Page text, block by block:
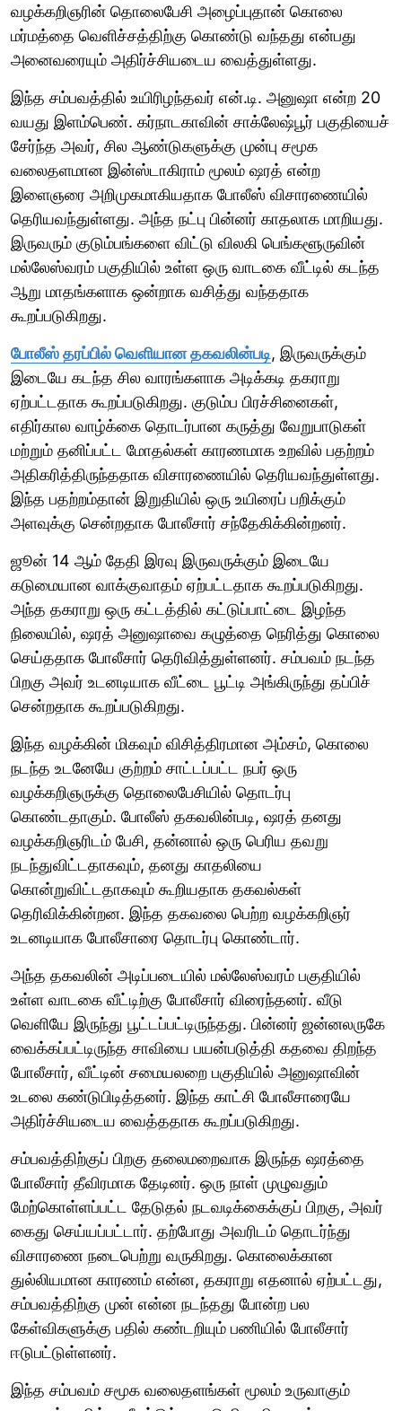
வழக்கறிஞரின் தொலைபேசி அழைப்புதான் கொலை
மர்மத்தை வெளிச்சத்திற்கு கொண்டு வந்தது என்பது
அனைவரையும் அதிர்ச்சியடைய வைத்துள்ளது.
இந்த சம்பவத்தில் உயிரிழந்தவர் என்.டி. அனுஷா என்ற 20
வயது இளம்பெண். கர்நாடகாவின் சாக்லேஷ்பூர் பகுதியைச்
சேர்ந்த அவர், சில ஆண்டுகளுக்கு முன்பு சமூக
வலைதளமான இன்ஸ்டாகிராம் மூலம் ஷரத் என்ற
இளைஞரை அறிமுகமாகியதாக போலீஸ் விசாரணையில்
தெரியவந்துள்ளது. அந்த நட்பு பின்னர் காதலாக மாறியது.
இருவரும் குடும்பங்களை விட்டு விலகி பெங்களூருவின்
மல்லேஸ்வரம் பகுதியில் உள்ள ஒரு வாடகை வீட்டில் கடந்த
ஆறு மாதங்களாக ஒன்றாக வசித்து வந்ததாக
கூறப்படுகிறது.
போலீஸ் தரப்பில் வெளியான தகவலின்படி, இருவருக்கும்
இடையே கடந்த சில வாரங்களாக அடிக்கடி தகராறு
ஏற்பட்டதாக கூறப்படுகிறது. குடும்ப பிரச்சினைகள்,
எதிர்கால வாழ்க்கை தொடர்பான கருத்து வேறுபாடுகள்
மற்றும் தனிப்பட்ட மோதல்கள் காரணமாக உறவில் பதற்றம்
அதிகரித்திருந்ததாக விசாரணையில் தெரியவந்துள்ளது.
இந்த பதற்றம்தான் இறுதியில் ஒரு உயிரைப் பறிக்கும்
அளவுக்கு சென்றதாக போலீசார் சந்தேகிக்கின்றனர்.
ஜூன் 14 ஆம் தேதி இரவு இருவருக்கும் இடையே
கடுமையான வாக்குவாதம் ஏற்பட்டதாக கூறப்படுகிறது.
அந்த தகராறு ஒரு கட்டத்தில் கட்டுப்பாட்டை இழந்த
நிலையில், ஷரத் அனுஷாவை கழுத்தை நெரித்து கொலை
செய்ததாக போலீசார் தெரிவித்துள்ளனர். சம்பவம் நடந்த
பிறகு அவர் உடனடியாக வீட்டை பூட்டி அங்கிருந்து தப்பிச்
சென்றதாக கூறப்படுகிறது.
இந்த வழக்கின் மிகவும் விசித்திரமான அம்சம், கொலை
நடந்த உடனேயே குற்றம் சாட்டப்பட்ட நபர் ஒரு
வழக்கறிஞருக்கு தொலைபேசியில் தொடர்பு
கொண்டதாகும். போலீஸ் தகவலின்படி, ஷரத் தனது
வழக்கறிஞரிடம் பேசி, தன்னால் ஒரு பெரிய தவறு
நடந்துவிட்டதாகவும், தனது காதலியை
கொன்றுவிட்டதாகவும் கூறியதாக தகவல்கள்
தெரிவிக்கின்றன. இந்த தகவலை பெற்ற வழக்கறிஞர்
உடனடியாக போலீசாரை தொடர்பு கொண்டார்.
அந்த தகவலின் அடிப்படையில் மல்லேஸ்வரம் பகுதியில்
உள்ள வாடகை வீட்டிற்கு போலீசார் விரைந்தனர். வீடு
வெளியே இருந்து பூட்டப்பட்டிருந்தது. பின்னர் ஜன்னலருகே
வைக்கப்பட்டிருந்த சாவியை பயன்படுத்தி கதவை திறந்த
போலீசார், வீட்டின் சமையலறை பகுதியில் அனுஷாவின்
உடலை கண்டுபிடித்தனர். இந்த காட்சி போலீசாரையே
அதிர்ச்சியடைய வைத்ததாக கூறப்படுகிறது.
சம்பவத்திற்குப் பிறகு தலைமறைவாக இருந்த ஷரத்தை
போலீசார் தீவிரமாக தேடினர். ஒரு நாள் முழுவதும்
மேற்கொள்ளப்பட்ட தேடுதல் நடவடிக்கைக்குப் பிறகு, அவர்
கைது செய்யப்பட்டார். தற்போது அவரிடம் தொடர்ந்து
விசாரணை நடைபெற்று வருகிறது. கொலைக்கான
துல்லியமான காரணம் என்ன, தகராறு எதனால் ஏற்பட்டது,
சம்பவத்திற்கு முன் என்ன நடந்தது போன்ற பல
கேள்விகளுக்கு பதில் கண்டறியும் பணியில் போலீசார்
ஈடுபட்டுள்ளனர்.
இந்த சம்பவம் சமூக வலைதளங்கள் மூலம் உருவாகும்